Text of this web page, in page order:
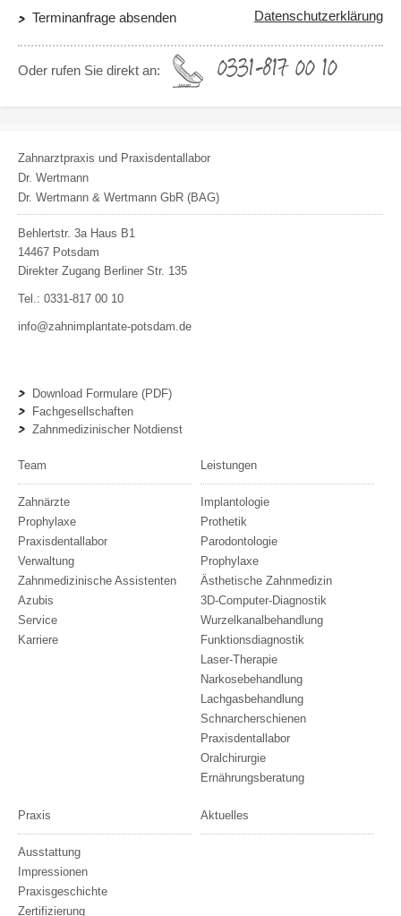
Terminanfrage absenden Datenschutzerklärung
Oder rufen Sie direkt an: 0331-817 00 10
Zahnarztpraxis und Praxisdentallabor
Dr. Wertmann
Dr. Wertmann & Wertmann GbR (BAG)
Behlertstr. 3a Haus B1
14467 Potsdam
Direkter Zugang Berliner Str. 135
Tel.: 0331-817 00 10
info@zahnimplantate-potsdam.de
Download Formulare (PDF)
Fachgesellschaften
Zahnmedizinischer Notdienst
Team
Zahnärzte
Prophylaxe
Praxisdentallabor
Verwaltung
Zahnmedizinische Assistenten
Azubis
Service
Karriere
Leistungen
Implantologie
Prothetik
Parodontologie
Prophylaxe
Ästhetische Zahnmedizin
3D-Computer-Diagnostik
Wurzelkanalbehandlung
Funktionsdiagnostik
Laser-Therapie
Narkosebehandlung
Lachgasbehandlung
Schnarcherschienen
Praxisdentallabor
Oralchirurgie
Ernährungsberatung
Praxis
Ausstattung
Impressionen
Praxisgeschichte
Zertifizierung
Aktuelles